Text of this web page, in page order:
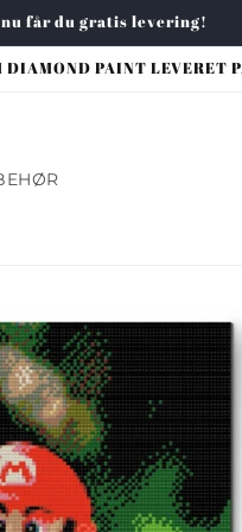
får du gratis levering!
PAINT LEVERET